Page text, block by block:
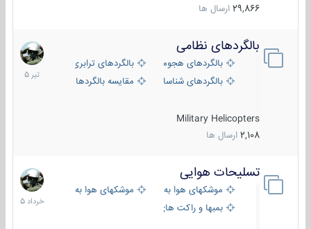
29,866 ارسال ها
بالگردهای نظامی
بالگردهای هجومی
بالگردهای ترابری
بالگردهای شناسایی
مقایسه بالگردها
Military Helicopters
2,108 ارسال ها
22
تیر
1405
تسلیحات هوایی
موشکهای هوا به هوا
موشکهای هوا به سطح
بمبها و راکت های هوایی
30
خرداد
1405